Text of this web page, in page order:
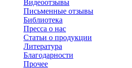
Видеоотзывы
Письменные отзывы
Библиотека
Пресса о нас
Статьи о продукции
Литература
Благодарности
Прочее